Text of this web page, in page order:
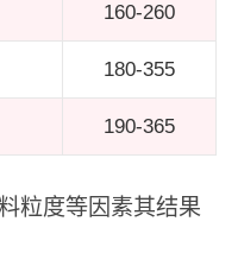
160-260
180-355
190-365
粒度等因素其结果